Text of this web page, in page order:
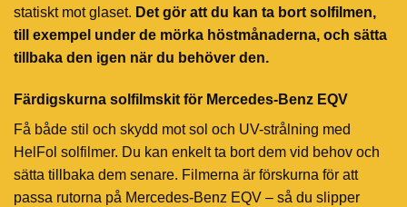
statiskt mot glaset. Det gör att du kan ta bort solfilmen,
till exempel under de mörka höstmånaderna, och sätta
tillbaka den igen när du behöver den.
Färdigskurna solfilmskit för Mercedes-Benz EQV
Få både stil och skydd mot sol och UV-strålning med
HelFol solfilmer. Du kan enkelt ta bort dem vid behov och
sätta tillbaka dem senare. Filmerna är förskurna för att
passa rutorna på Mercedes-Benz EQV – så du slipper